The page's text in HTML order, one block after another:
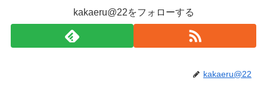
kakaeru@22をフォローする
kakaeru@22